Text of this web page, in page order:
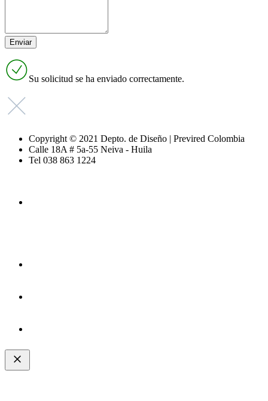
Su solicitud se ha enviado correctamente.
Copyright © 2021 Depto. de Diseño | Previred Colombia
Calle 18A # 5a-55 Neiva - Huila
Tel 038 863 1224